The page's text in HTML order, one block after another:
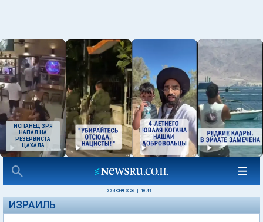
ИСПАНЕЦ ЗРЯ
НАПАЛ НА
РЕЗЕРВИСТА
ЦАХАЛА
05 ИЮНЯ 2026 10:49
ИЗРАИЛЬ